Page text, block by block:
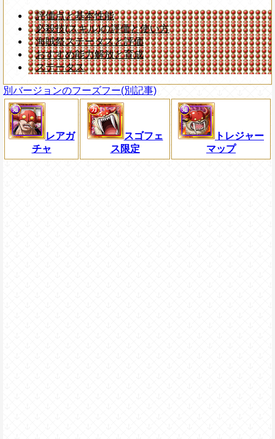
評価点と基本性能
必殺技(スキル)の評価と使い方
海賊祭ステータスと評価
おすすめ能力解放と育成
ステータス
別バージョンのフーズフー(別記事)
レアガ
チャ
スゴフェ
ス限定
トレジャー
マップ